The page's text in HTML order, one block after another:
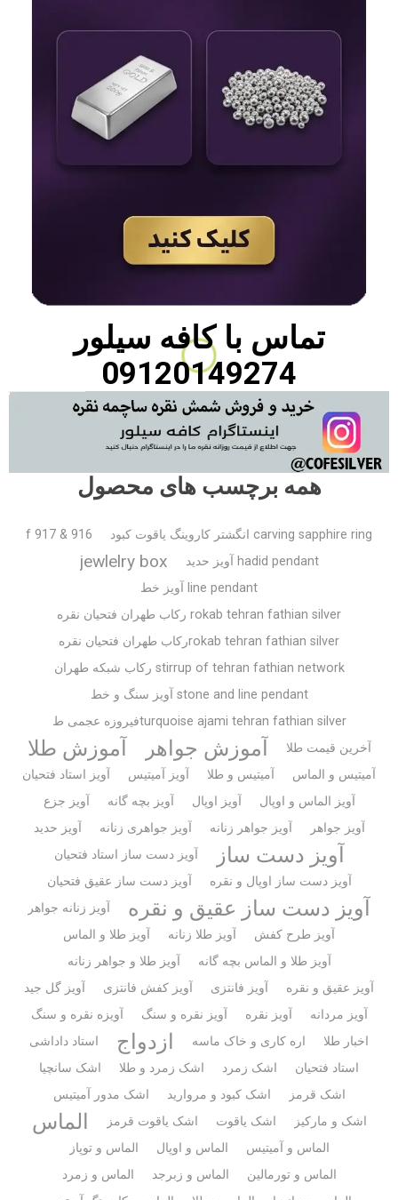
تماس باکافه سیلور
09120149274
همه برچسب های محصول
carving sapphire ring انگشتر کاروینگ یاقوت کبود
f 917 & 916
hadid pendant آویز حدید
jewlelry box
line pendant آویز خط
rokab tehran fathian silver رکاب طهران فتحیان نقره
rokab tehran fathian silverرکاب طهران فتحیان نقره
stirrup of tehran fathian network رکاب شبکه طهران
stone and line pendant آویز سنگ و خط
turquoise ajami tehran fathian silverفیروزه عجمی ط
آخرین قیمت طلا
آموزش جواهر آموزش طلا
آمیتیس و الماس آمیتیس و طلا آویز آمیتیس
آویز استاد فتحیان
آویز الماس و اوپال
آویز اوپال آویز بچه گانه
آویز جزع
آویز جواهر
آویز جواهر زنانه آویز جواهری زنانه آویز حدید
آویز دست ساز
آویز دست ساز استاد فتحیان
آویز دست ساز اوپال و نقره
آویز دست ساز عقیق فتحیان
آویز دست ساز عقیق و نقره
آویز زنانه جواهر
آویز طرح کفش
آویز طلا زنانه
آویز طلا و الماس
آویز طلا و الماس بچه گانه
آویز طلا و جواهر زنانه
آویز عقیق و نقره
آویز فانتزی آویز کفش فانتزی
آویز گل جید
آویز مردانه
آویز نقره آویز نقره و سنگ
آویزه نقره و سنگ
اخبار طلا
اره کاری و خاک ماسه ازدواج
استاد داداشی
استاد فتحیان
اشک زمرد اشک زمرد و طلا
اشک سانچیا
اشک قرمز
اشک کبود و مروارید
اشک مدور آمیتیس
اشک و مارکیز
اشک یاقوت اشک یاقوت قرمز الماس
الماس و آمیتیس الماس و اوپال
الماس و توپاز
الماس و تورمالین
الماس و زبرجد
الماس و زمرد